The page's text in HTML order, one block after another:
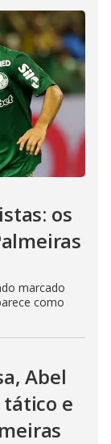
os
marcado
como
Abel
e